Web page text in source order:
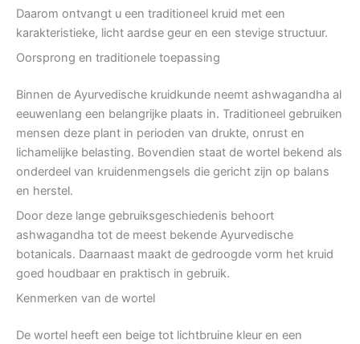
Daarom ontvangt u een traditioneel kruid met een
karakteristieke, licht aardse geur en een stevige structuur.
Oorsprong en traditionele toepassing
Binnen de Ayurvedische kruidkunde neemt ashwagandha al
eeuwenlang een belangrijke plaats in. Traditioneel gebruiken
mensen deze plant in perioden van drukte, onrust en
lichamelijke belasting. Bovendien staat de wortel bekend als
onderdeel van kruidenmengsels die gericht zijn op balans
en herstel.
Door deze lange gebruiksgeschiedenis behoort
ashwagandha tot de meest bekende Ayurvedische
botanicals. Daarnaast maakt de gedroogde vorm het kruid
goed houdbaar en praktisch in gebruik.
Kenmerken van de wortel
De wortel heeft een beige tot lichtbruine kleur en een